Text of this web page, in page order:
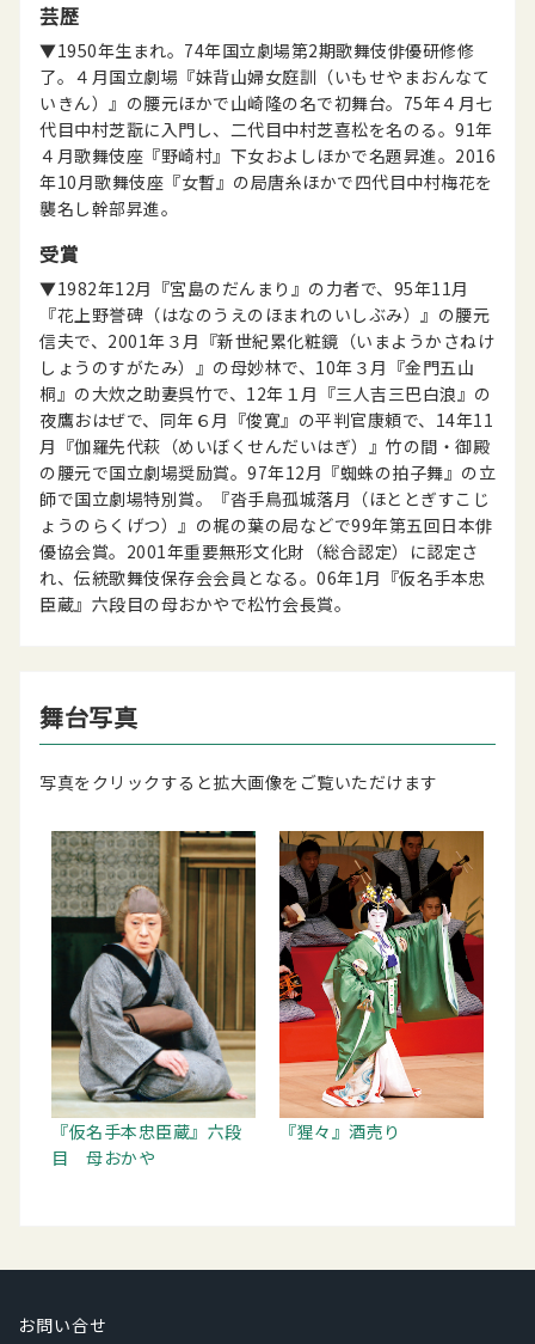
芸歴
▼1950年生まれ。74年国立劇場第2期歌舞伎俳優研修修
了。４月国立劇場『妹背山婦女庭訓（いもせやまおんなて
いきん）』の腰元ほかで山崎隆の名で初舞台。75年４月七
代目中村芝翫に入門し、二代目中村芝喜松を名のる。91年
４月歌舞伎座『野崎村』下女およしほかで名題昇進。2016
年10月歌舞伎座『女暫』の局唐糸ほかで四代目中村梅花を
襲名し幹部昇進。
受賞
▼1982年12月『宮島のだんまり』の力者で、95年11月
『花上野誉碑（はなのうえのほまれのいしぶみ）』の腰元
信夫で、2001年３月『新世紀累化粧鏡（いまようかさねけ
しょうのすがたみ）』の母妙林で、10年３月『金門五山
桐』の大炊之助妻呉竹で、12年１月『三人吉三巴白浪』の
夜鷹おはぜで、同年６月『俊寛』の平判官康頼で、14年11
月『伽羅先代萩（めいぼくせんだいはぎ）』竹の間・御殿
の腰元で国立劇場奨励賞。97年12月『蜘蛛の拍子舞』の立
師で国立劇場特別賞。『沓手鳥孤城落月（ほととぎすこじ
ょうのらくげつ）』の梶の葉の局などで99年第五回日本俳
優協会賞。2001年重要無形文化財（総合認定）に認定さ
れ、伝統歌舞伎保存会会員となる。06年1月『仮名手本忠
臣蔵』六段目の母おかやで松竹会長賞。
舞台写真
写真をクリックすると拡大画像をご覧いただけます
『仮名手本忠臣蔵』六段
目 母おかや
『猩々』酒売り
お問い合せ